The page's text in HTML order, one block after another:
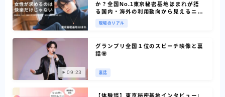
か？全国No.1東京秘密基地ほまれが語
る国内・海外の利用動向から見えるニー
現場のリアル
09:23
グランプリ全国１位のスピーチ映像と裏
話㊙
裏話
【体験談】東京秘密基地インタビュー: